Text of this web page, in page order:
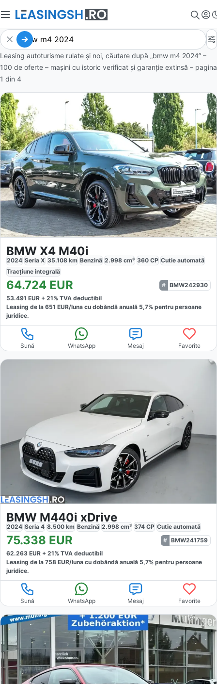
Leasing autoturisme rulate și noi, căutare după „bmw m4 2024” –
100 de oferte – mașini cu istoric verificat și garanție extinsă – pagina
1 din 4
BMW X4 M40i
2024 Seria X 35.108 km Benzină 2.998 cm³ 360 CP Cutie automată
Tracțiune integrală
64.724 EUR
BMW242930
53.491 EUR + 21% TVA deductibil
Leasing de la 651 EUR/luna cu dobăndă anuală 5,7% pentru persoane
juridice.
Sună WhatsApp Mesaj Favorite
BMW M440i xDrive
2024 Seria 4 8.500 km Benzină 2.998 cm³ 374 CP Cutie automată
75.338 EUR
BMW241759
62.263 EUR + 21% TVA deductibil
Leasing de la 758 EUR/luna cu dobăndă anuală 5,7% pentru persoane
juridice.
Sună WhatsApp Mesaj Favorite